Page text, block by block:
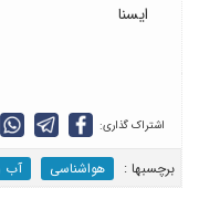
ایسنا
اشتراک گذاری:
برچسب‎ها : هواشناسی آب